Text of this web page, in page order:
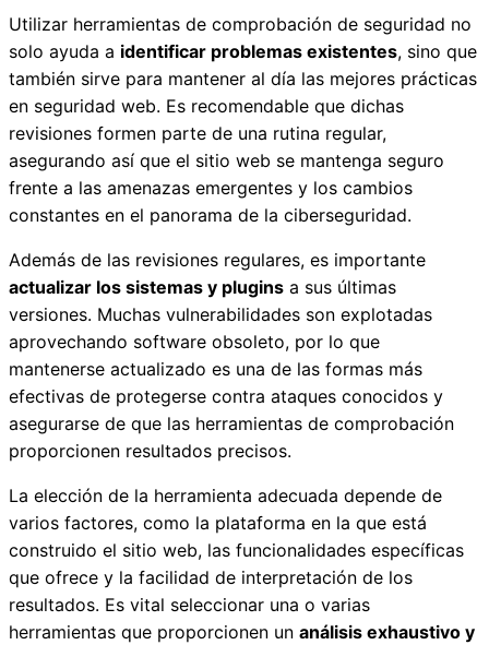
Utilizar herramientas de comprobación de seguridad no
solo ayuda a identificar problemas existentes, sino que
también sirve para mantener al día las mejores prácticas
en seguridad web. Es recomendable que dichas
revisiones formen parte de una rutina regular,
asegurando así que el sitio web se mantenga seguro
frente a las amenazas emergentes y los cambios
constantes en el panorama de la ciberseguridad.
Además de las revisiones regulares, es importante
actualizar los sistemas y plugins a sus últimas
versiones. Muchas vulnerabilidades son explotadas
aprovechando software obsoleto, por lo que
mantenerse actualizado es una de las formas más
efectivas de protegerse contra ataques conocidos y
asegurarse de que las herramientas de comprobación
proporcionen resultados precisos.
La elección de la herramienta adecuada depende de
varios factores, como la plataforma en la que está
construido el sitio web, las funcionalidades específicas
que ofrece y la facilidad de interpretación de los
resultados. Es vital seleccionar una o varias
herramientas que proporcionen un análisis exhaustivo y